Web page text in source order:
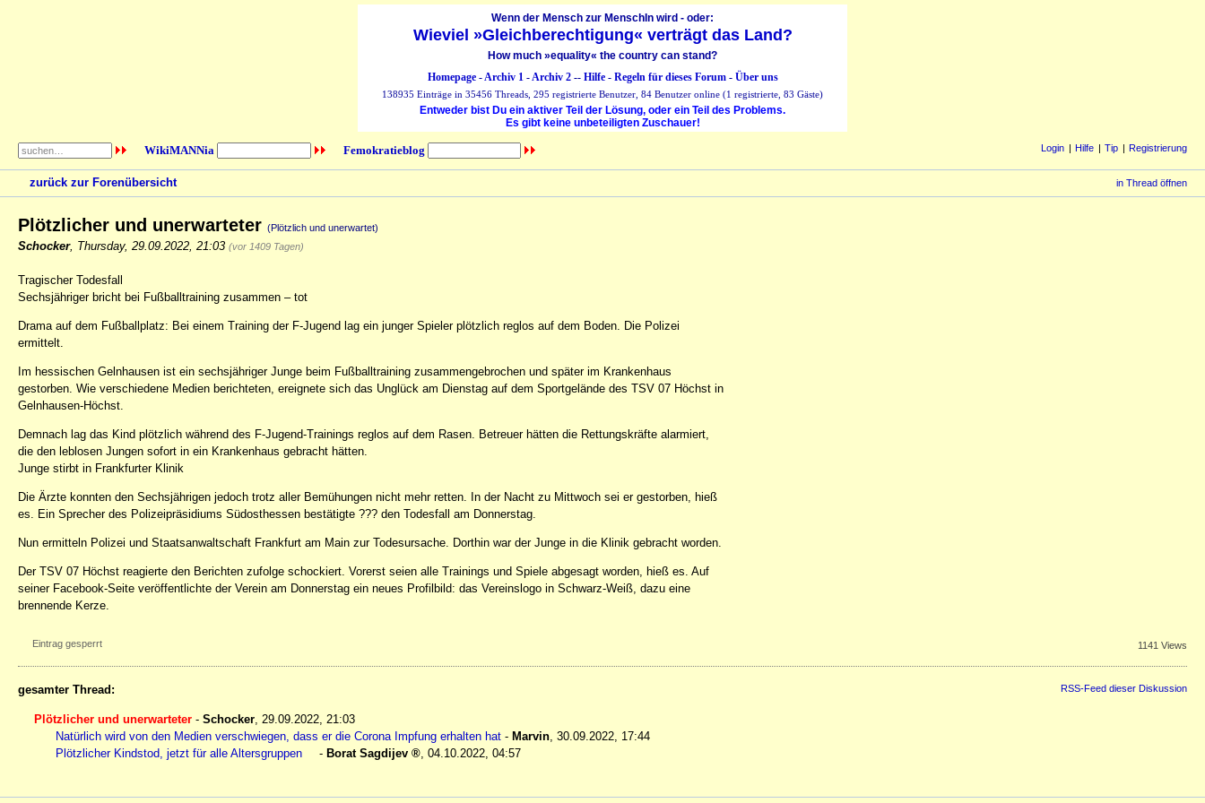
Wenn der Mensch zur MenschIn wird - oder:
Wieviel »Gleichberechtigung« verträgt das Land?
How much »equality« the country can stand?
Homepage-Archiv 1-Archiv 2-- Hilfe- Regeln für dieses Forum- Über uns
138935 Einträge in 35456 Threads, 295 registrierte Benutzer, 84 Benutzer online (1 registrierte, 83 Gäste)
Entweder bist Du ein aktiver Teil der Lösung, oder ein Teil des Problems.
Es gibt keine unbeteiligten Zuschauer!
WikiMANNia Femokratieblog Login Hilfe Tip Registrierung
zurück zur Forenübersicht in Thread öffnen
Plötzlicher und unerwarteter (Plötzlich und unerwartet)
Schocker, Thursday, 29.09.2022, 21:03 (vor 1409 Tagen)
Tragischer Todesfall
Sechsjähriger bricht bei Fußballtraining zusammen – tot
Drama auf dem Fußballplatz: Bei einem Training der F-Jugend lag ein junger Spieler plötzlich reglos auf dem Boden. Die Polizei
ermittelt.
Im hessischen Gelnhausen ist ein sechsjähriger Junge beim Fußballtraining zusammengebrochen und später im Krankenhaus
gestorben. Wie verschiedene Medien berichteten, ereignete sich das Unglück am Dienstag auf dem Sportgelände des TSV 07 Höchst in
Gelnhausen-Höchst.
Demnach lag das Kind plötzlich während des F-Jugend-Trainings reglos auf dem Rasen. Betreuer hätten die Rettungskräfte alarmiert,
die den leblosen Jungen sofort in ein Krankenhaus gebracht hätten.
Junge stirbt in Frankfurter Klinik
Die Ärzte konnten den Sechsjährigen jedoch trotz aller Bemühungen nicht mehr retten. In der Nacht zu Mittwoch sei er gestorben, hieß
es. Ein Sprecher des Polizeipräsidiums Südosthessen bestätigte ??? den Todesfall am Donnerstag.
Nun ermitteln Polizei und Staatsanwaltschaft Frankfurt am Main zur Todesursache. Dorthin war der Junge in die Klinik gebracht worden.
Der TSV 07 Höchst reagierte den Berichten zufolge schockiert. Vorerst seien alle Trainings und Spiele abgesagt worden, hieß es. Auf
seiner Facebook-Seite veröffentlichte der Verein am Donnerstag ein neues Profilbild: das Vereinslogo in Schwarz-Weiß, dazu eine
brennende Kerze.
Eintrag gesperrt 1141 Views
gesamter Thread: RSS-Feed dieser Diskussion
Plötzlicher und unerwarteter - Schocker 29.09.2022, 21:03
Natürlich wird von den Medien verschwiegen, dass er die Corona Impfung erhalten hat - Marvin 30.09.2022, 17:44
Plötzlicher Kindstod, jetzt für alle Altersgruppen
- Borat Sagdijev 04.10.2022, 04:57